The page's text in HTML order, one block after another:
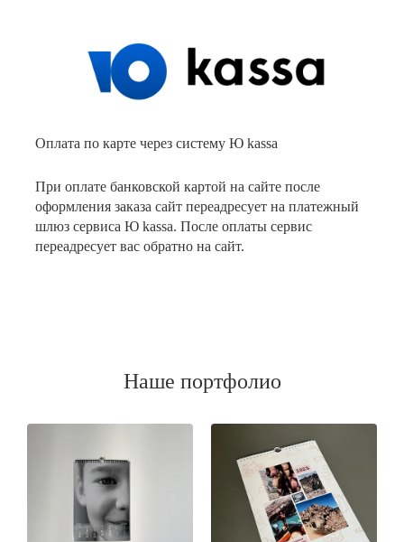
Оплата по карте через систему Ю kassa
При оплате банковской картой на сайте после
оформления заказа сайт переадресует на платежный
шлюз сервиса Ю kassa. После оплаты сервис
переадресует вас обратно на сайт.
Наше портфолио